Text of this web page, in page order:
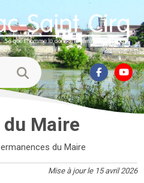
Maire
du Maire
Mise à jour le 15 avril 2026